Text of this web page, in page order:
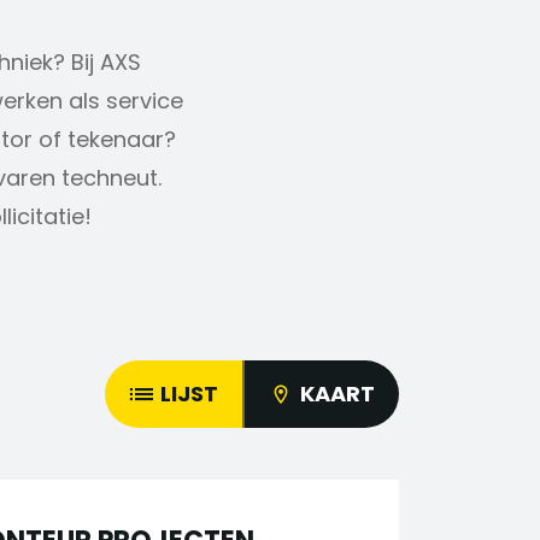
Bij AXS
als service
of tekenaar?
techneut.
LIJST KAART